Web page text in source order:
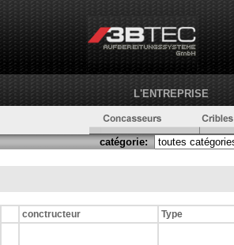
L'ENTREPRISE
catégorie:
conctructeur Type